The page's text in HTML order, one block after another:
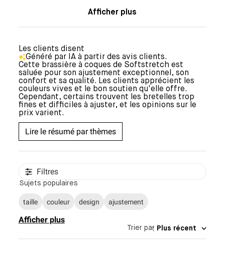
Afficher plus
Les clients disent
Généré par IA à partir des avis clients.
Cette brassière à coques de Softstretch est
saluée pour son ajustement exceptionnel, son
confort et sa qualité. Les clients apprécient les
couleurs vives et le bon soutien qu'elle offre.
Cependant, certains trouvent les bretelles trop
fines et difficiles à ajuster, et les opinions sur le
prix varient.
Lire le résumé par thèmes
Filtres
Sujets populaires
taille couleur design ajustement
Afficher plus
Trier par: Plus récent